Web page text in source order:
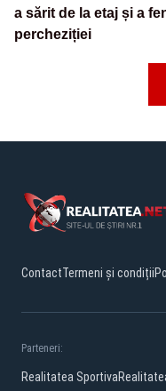
a sărit de la etaj și a
percheziției
ContactTermeni și condiții
Parteneri:
Realitatea Sportiva